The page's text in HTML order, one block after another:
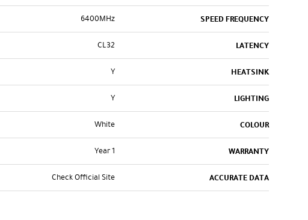
SPEED FREQUENCY
6400MHz
LATENCY
CL32
HEATSINK
Y
LIGHTING
Y
COLOUR
White
WARRANTY
1 Year
ACCURATE DATA
Check Official Site